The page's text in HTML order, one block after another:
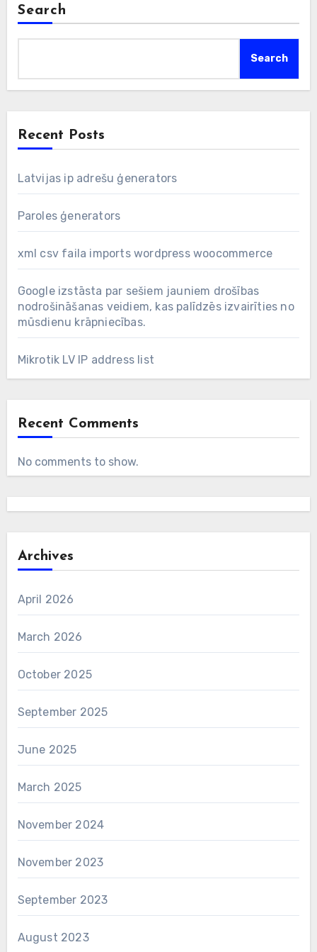
Search
Search
Recent Posts
Latvijas ip adrešu ģenerators
Paroles ģenerators
xml csv faila imports wordpress woocommerce
Google izstāsta par sešiem jauniem drošības
nodrošināšanas veidiem, kas palīdzēs izvairīties no
mūsdienu krāpniecības.
Mikrotik LV IP address list
Recent Comments
No comments to show.
Archives
April 2026
March 2026
October 2025
September 2025
June 2025
March 2025
November 2024
November 2023
September 2023
August 2023